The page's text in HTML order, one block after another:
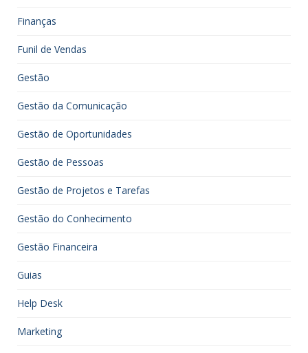
Finanças
Funil de Vendas
Gestão
Gestão da Comunicação
Gestão de Oportunidades
Gestão de Pessoas
Gestão de Projetos e Tarefas
Gestão do Conhecimento
Gestão Financeira
Guias
Help Desk
Marketing